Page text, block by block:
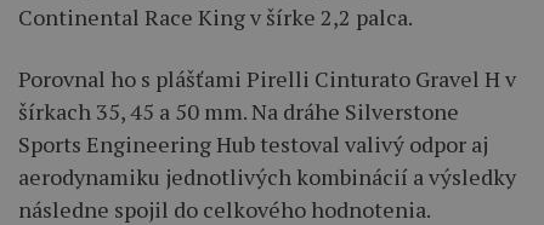
Continental Race King v šírke 2,2 palca.
Porovnal ho s plášťami Pirelli Cinturato Gravel H v
šírkach 35, 45 a 50 mm. Na dráhe Silverstone
Sports Engineering Hub testoval valivý odpor aj
aerodynamiku jednotlivých kombinácií a výsledky
následne spojil do celkového hodnotenia.